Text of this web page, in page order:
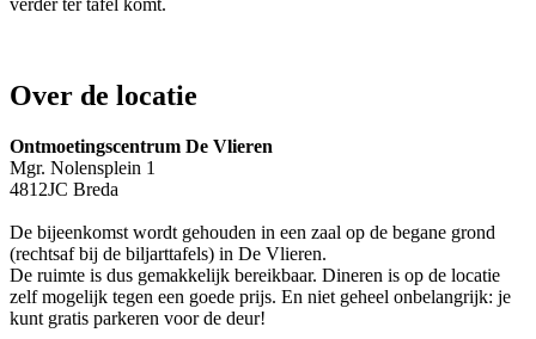
verder ter tafel komt.
Over de locatie
Ontmoetingscentrum De Vlieren
Mgr. Nolensplein 1
4812JC Breda
De bijeenkomst wordt gehouden in een zaal op de begane grond
(rechtsaf bij de biljarttafels) in De Vlieren.
De ruimte is dus gemakkelijk bereikbaar. Dineren is op de locatie
zelf mogelijk tegen een goede prijs. En niet geheel onbelangrijk: je
kunt gratis parkeren voor de deur!